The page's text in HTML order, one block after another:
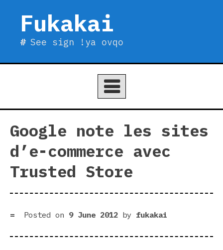
contentFukakai
See sign !ya ovqo
Google note les sites
d’e-commerce avec
Trusted Store
Posted on 9 June 2012 by fukakai